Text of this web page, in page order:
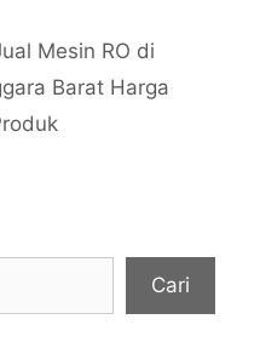
Mesin RO di
Barat Harga
Cari